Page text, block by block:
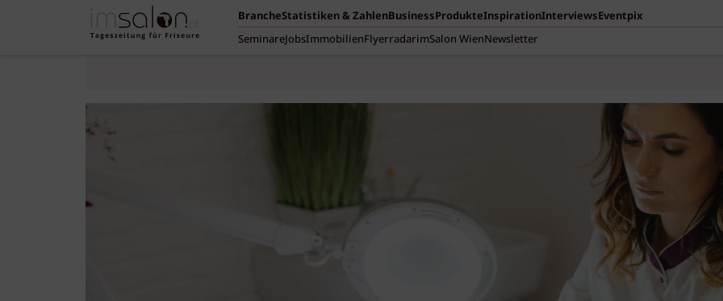
BrancheStatistiken & ZahlenBusinessProdukteInspirationInterviewsEventpix
SeminareJobsImmobilienFlyerradarimSalon WienNewsletter